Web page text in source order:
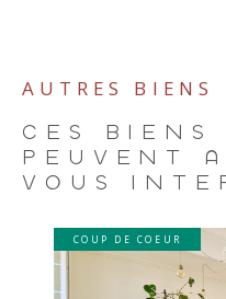
AUTRES BIENS
CES BIENS
PEUVENT
VOUS
COUP DE COEUR